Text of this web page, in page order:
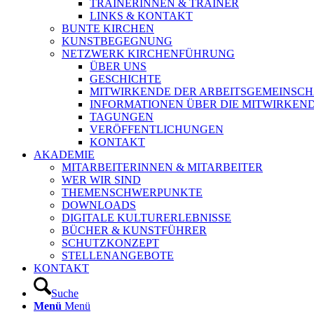
TRAINERINNEN & TRAINER
LINKS & KONTAKT
BUNTE KIRCHEN
KUNSTBEGEGNUNG
NETZWERK KIRCHENFÜHRUNG
ÜBER UNS
GESCHICHTE
MITWIRKENDE DER
INFORMATIONEN ÜBER DIE
TAGUNGEN
VERÖFFENTLICHUNGEN
KONTAKT
AKADEMIE
MITARBEITERINNEN & MITARBEITER
WER WIR SIND
THEMENSCHWERPUNKTE
DOWNLOADS
DIGITALE KULTURERLEBNISSE
BÜCHER & KUNSTFÜHRER
SCHUTZKONZEPT
STELLENANGEBOTE
KONTAKT
Suche
Menü Menü